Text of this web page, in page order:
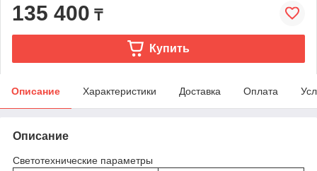
135 400 ₸
Купить
Описание Характеристики Доставка Оплата
Описание
Светотехнические параметры